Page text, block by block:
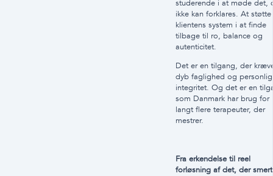
studerende i at møde det,
ikke kan forklares. At støtte
klientens system i at finde
tilbage til ro, balance og
autenticitet.
Det er en tilgang, der
dyb faglighed og personlig
integritet. Og det er en
som Danmark har brug for
langt flere terapeuter, der
mestrer.
Fra erkendelse til reel
forløsning af det, der